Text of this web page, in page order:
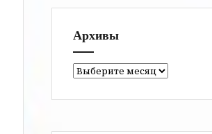
Архивы
Архивы